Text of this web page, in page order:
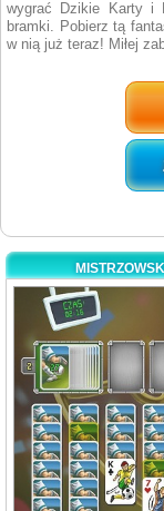
wygrać Dzikie Karty i
bramki. Pobierz tą
w nią już teraz! Miłej